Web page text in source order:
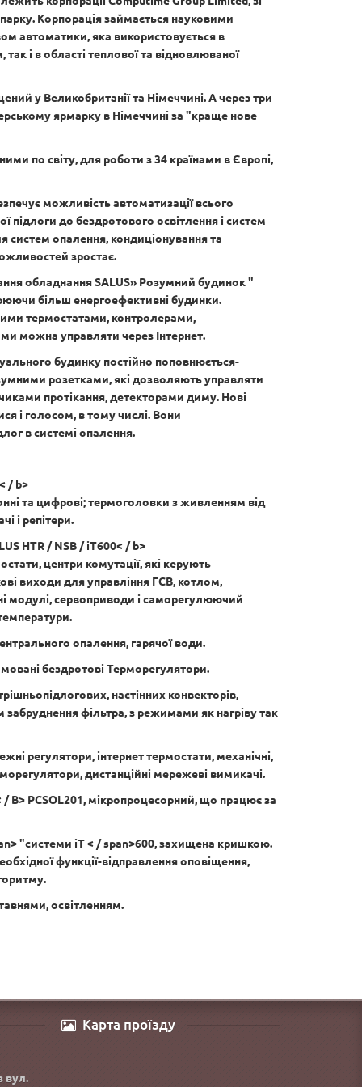
Корпорація займається науковими
автоматики, яка використовується в
і в області теплової та відновлюваної
у Великобританії та Німеччині. А через три
ярмарку в Німеччині за "краще нове
по світу, для роботи з 34 країнами в Європі,
можливість автоматизації всього
підлоги до бездротового освітлення і систем
систем опалення, кондиціонування та
зростає.
обладнання SALUS» Розумний будинок "
більш енергоефективні будинки.
термостатами, контролерами,
можна управляти через Інтернет.
будинку постійно поповнюється-
розетками, які дозволяють управляти
протікання, детекторами диму. Нові
і голосом, в тому числі. Вони
в системі опалення.
/ b>
та цифрові; термоголовки з живленням від
і репітери.
HTR / NSB / iT600< / b>
центри комутації, які керують
виходи для управління ГСВ, котлом,
модулі, сервоприводи і саморегулюючий
опалення, гарячої води.
бездротові Терморегулятори.
настінних конвекторів,
фільтра, з режимами як нагріву так
регулятори, інтернет термостати, механічні,
дистанційні мережеві вимикачі.
B> PCSOL201, мікропроцесорний, що працює за
"системи iT < / span>600, захищена кришкою.
функції-відправлення оповіщення,
освітленням.
вул.
Карта проїзду